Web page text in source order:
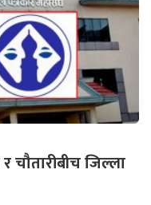
चौतारीबीच जिल्ला